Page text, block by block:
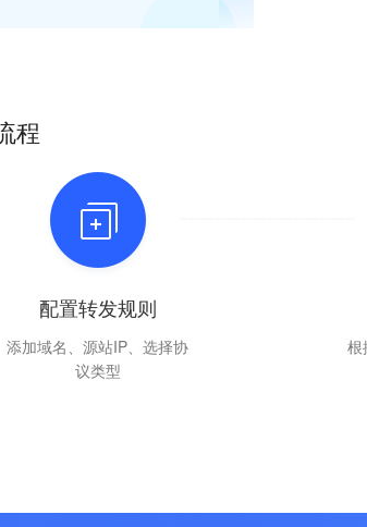
程
配置转发规则
添加域名、源站IP、选择协
议类型
根